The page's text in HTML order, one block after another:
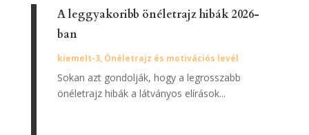
A leggyakoribb önéletrajz hibák 2026-
ban
kiemelt-3, Önéletrajz és motivációs levél
Sokan azt gondolják, hogy a legrosszabb
önéletrajz hibák a látványos elírások...